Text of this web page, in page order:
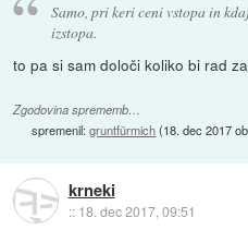
Samo, pri keri ceni vstopa in
izstopa.
to pa si sam določi koliko bi rad
Zgodovina sprememb…
spremenil:gruntfürmich(18. dec 2017
krneki
:: 18. dec 2017, 09:51